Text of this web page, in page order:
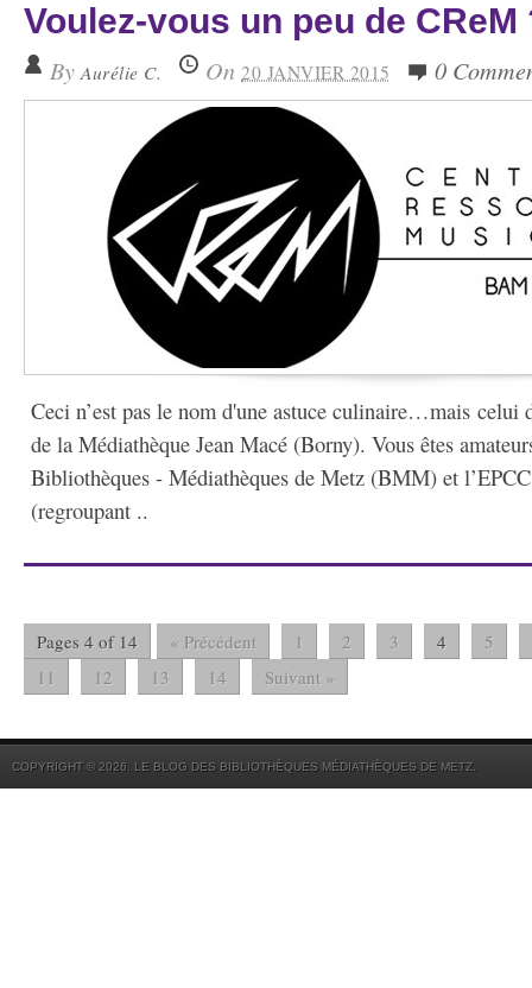
Voulez-vous un peu de CReM
By Aurélie C. On 20 JANVIER 2015 0
Ceci n’est pas le nom d'une astuce culinaire…mais celui
de la Médiathèque Jean Macé (Borny). Vous êtes
Bibliothèques - Médiathèques de Metz (BMM) et
(regroupant ..
Pages 4 of 14 « Précédent 1 2 3 4
5
11
12 13 14 Suivant »
COPYRIGHT © 2026. LE BLOG DES BIBLIOTHÈQUES MÉDIATHÈQUES DE METZ.